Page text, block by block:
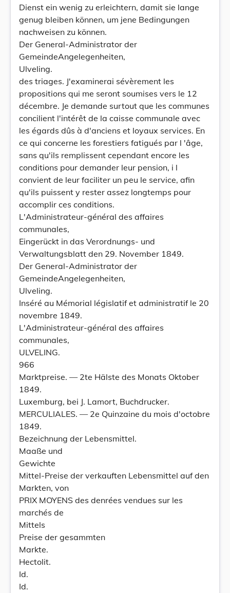
Dienst ein wenig zu erleichtern, damit sie lange
genug bleiben können, um jene Bedingungen
nachweisen zu können.
Der General-Administrator der
GemeindeAngelegenheiten,
Ulveling.
des triages. J'examinerai sévèrement les
propositions qui me seront soumises vers le 12
décembre. Je demande surtout que les communes
concilient l'intérêt de la caisse communale avec
les égards dûs à d'anciens et loyaux services. En
ce qui concerne les forestiers fatigués par l 'âge,
sans qu'ils remplissent cependant encore les
conditions pour demander leur pension, i l
convient de leur faciliter un peu le service, afin
qu'ils puissent y rester assez longtemps pour
accomplir ces conditions.
L'Administrateur-général des affaires
communales,
Eingerückt in das Verordnungs- und
Verwaltungsblatt den 29. November 1849.
Der General-Administrator der
GemeindeAngelegenheiten,
Ulveling.
Inséré au Mémorial législatif et administratif le 20
novembre 1849.
L'Administrateur-général des affaires
communales,
ULVELING.
966
Marktpreise. — 2te Hälste des Monats Oktober
1849.
Luxemburg, bei J. Lamort, Buchdrucker.
MERCULIALES. — 2e Quinzaine du mois d'octobre
1849.
Bezeichnung der Lebensmittel.
Maaße und
Gewichte
Mittel-Preise der verkauften Lebensmittel auf den
Markten, von
PRIX MOYENS des denrées vendues sur les
marchés de
Mittels
Preise der gesammten
Markte.
Hectolit.
Id.
Id.